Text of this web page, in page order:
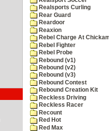
Realsports Curling
Rear Guard
Reardoor
Reaxion
Rebel Charge At
Rebel Fighter
Rebel Probe
Rebound (v1)
Rebound (v2)
Rebound (v3)
Rebound Contest
Rebound Creation Kit
Reckless Driving
Reckless Racer
Recount
Red Hot
Red Max